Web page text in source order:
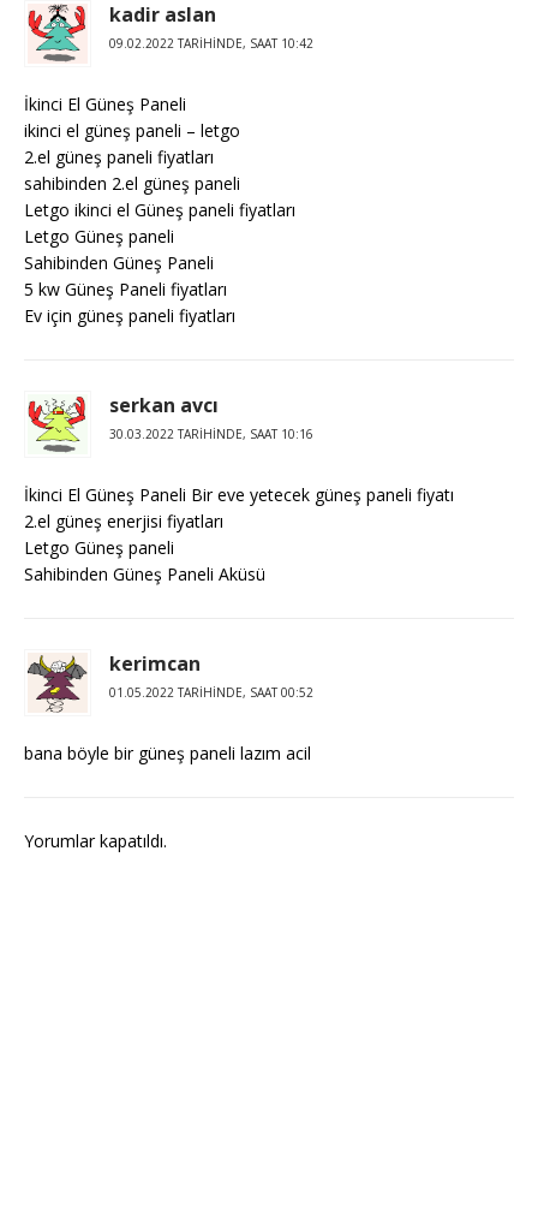
kadir aslan
09.02.2022 TARIHINDE, SAAT 10:42
İkinci El Güneş Paneli
ikinci el güneş paneli – letgo
2.el güneş paneli fiyatları
sahibinden 2.el güneş paneli
Letgo ikinci el Güneş paneli fiyatları
Letgo Güneş paneli
Sahibinden Güneş Paneli
5 kw Güneş Paneli fiyatları
Ev için güneş paneli fiyatları
serkan avcı
30.03.2022 TARIHINDE, SAAT 10:16
İkinci El Güneş Paneli Bir eve yetecek güneş paneli fiyatı
2.el güneş enerjisi fiyatları
Letgo Güneş paneli
Sahibinden Güneş Paneli Aküsü
kerimcan
01.05.2022 TARIHINDE, SAAT 00:52
bana böyle bir güneş paneli lazım acil
Yorumlar kapatıldı.